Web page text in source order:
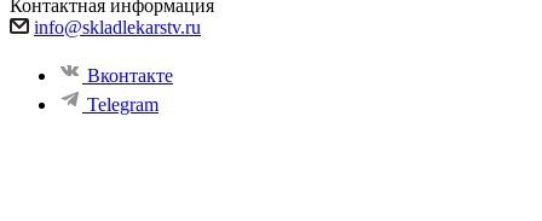
Контактная информация
info@skladlekarstv.ru
Вконтакте
Telegram